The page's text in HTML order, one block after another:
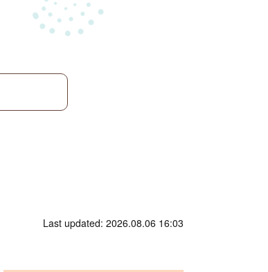
Last updated: 2026.08.06 16:03